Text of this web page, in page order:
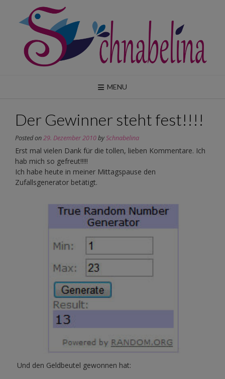
content
MENU
Der Gewinner steht fest!!!!
Posted on29. Dezember 2010bySchnabelina
Erst mal vielen Dank für die tollen, lieben Kommentare. Ich
hab mich so gefreut!!!!!
Ich habe heute in meiner Mittagspause den
Zufallsgenerator betätigt.
Und den Geldbeutel gewonnen hat: